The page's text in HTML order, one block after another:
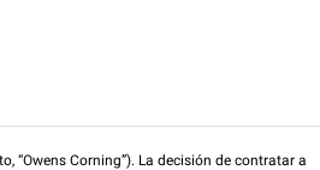
“Owens Corning”). La decisión de contratar a